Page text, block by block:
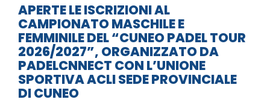
APERTE LE ISCRIZIONI AL
CAMPIONATO MASCHILE E
FEMMINILE DEL “CUNEO PADEL TOUR
2026/2027”, ORGANIZZATO DA
PADELCNNECT CON L’UNIONE
SPORTIVA ACLI SEDE PROVINCIALE
DI CUNEO